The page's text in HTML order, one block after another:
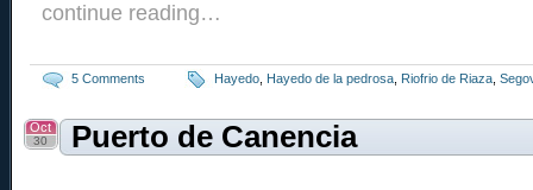
continue reading…
5 Comments Hayedo Hayedo de la pedrosa Riofrio de Riaza
Puerto de Canencia
Oct
30